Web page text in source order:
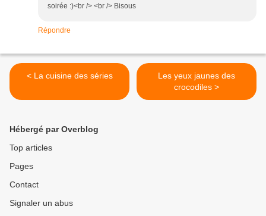
soirée :)<br /> <br /> Bisous
Répondre
< La cuisine des séries
Les yeux jaunes des
crocodiles >
Hébergé par Overblog
Top articles
Pages
Contact
Signaler un abus